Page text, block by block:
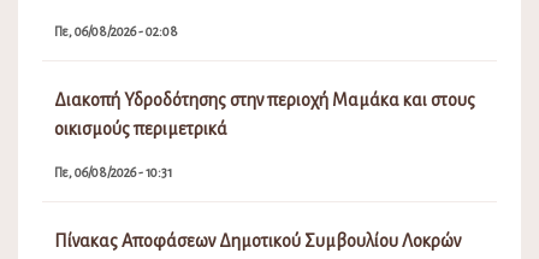
Πε, 06/08/2026 - 02:08
Διακοπή Υδροδότησης στην περιοχή Μαμάκα και στους
οικισμούς περιμετρικά
Πε, 06/08/2026 - 10:31
Πίνακας Αποφάσεων Δημοτικού Συμβουλίου Λοκρών